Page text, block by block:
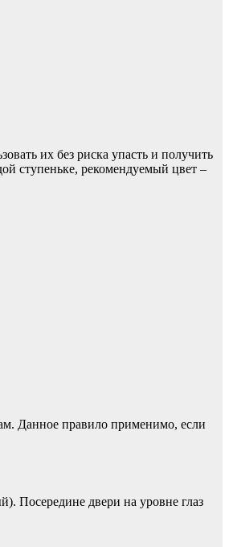
их без риска упасть и получить
ступеньке, рекомендуемый цвет –
Данное правило применимо, если
Посередине двери на уровне глаз